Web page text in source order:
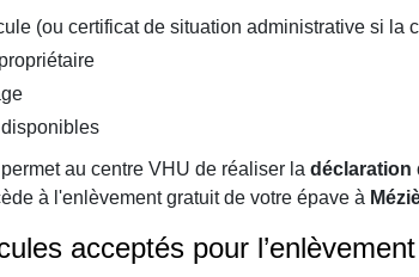
(ou certificat de situation administrative si la
au centre VHU de réaliser la déclaration
à l'enlèvement gratuit de votre épave à
acceptés pour